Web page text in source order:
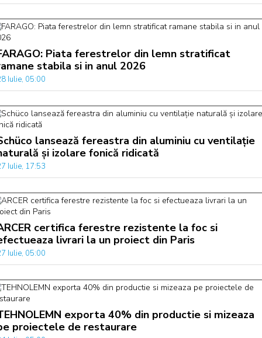
Piata ferestrelor din lemn stratificat
stabila si in anul 2026
Iulie, 05:00
lansează fereastra din aluminiu cu ventilație
și izolare fonică ridicată
Iulie, 17:53
certifica ferestre rezistente la foc si
livrari la un proiect din Paris
Iulie, 05:00
exporta 40% din productie si mizeaza
proiectele de restaurare